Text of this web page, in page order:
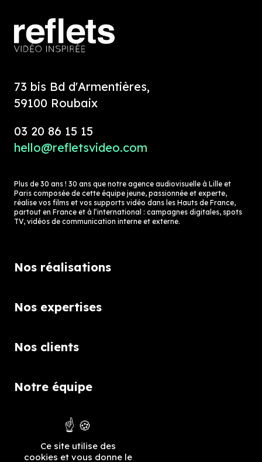
73 bis Bd d'Armentières,
59100 Roubaix
03 20 86 15 15
hello@refletsvideo.com
Plus de 30 ans ! 30 ans que notre agence audiovisuelle à Lille et
Paris composée de cette équipe jeune, passionnée et experte,
réalise vos films et vos supports vidéo dans les Hauts de France,
partout en France et à l’international : campagnes digitales, spots
TV, vidéos de communication interne et externe.
Nos réalisations
Nos expertises
Nos clients
Notre équipe
Recrutement
Ce site utilise des
cookies et vous donne le